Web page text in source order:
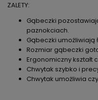
ZALETY:
Gąbeczki
paznokciach.
Gąbeczki umożliwiają
Rozmiar gąbeczki
Ergonomiczny kształt
Chwytak szybko i
Chwytak umożliwia